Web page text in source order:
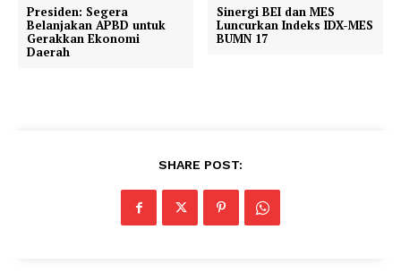
Presiden: Segera
Belanjakan APBD untuk
Gerakkan Ekonomi
Daerah
Sinergi BEI dan MES
Luncurkan Indeks IDX-MES
BUMN 17
SHARE POST: